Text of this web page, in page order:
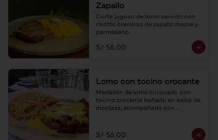
Zapallo
Corte jugoso de lomo servido con
risotto cremoso de zapallo macre y
parmesano.
S/ 56.00
Lomo con tocino crocante
Medallón de lomo coronado con
tocino crocante bañado en salsa de
mostaza, acompañado con
S/ 56.00